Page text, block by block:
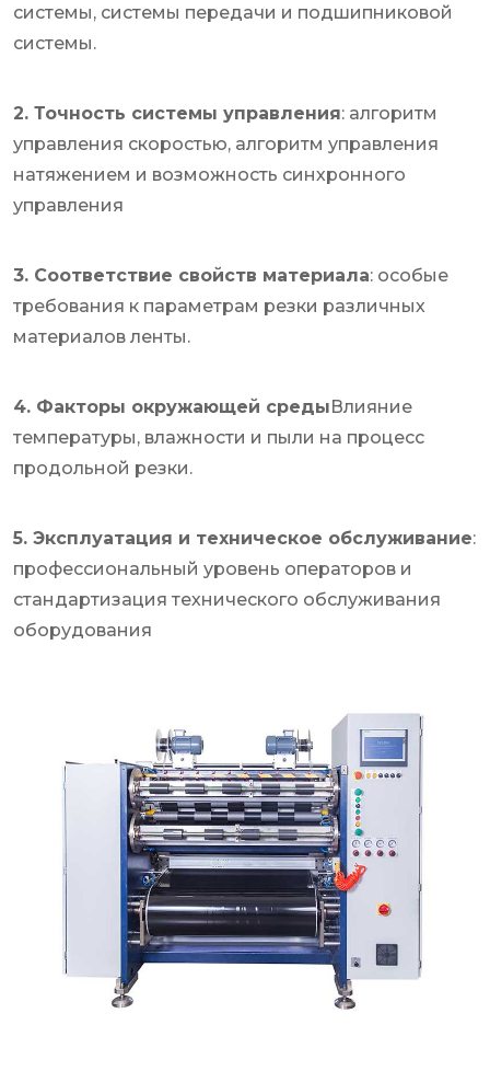
системы, системы передачи и подшипниковой
системы.
2. Точность системы управления: алгоритм
управления скоростью, алгоритм управления
натяжением и возможность синхронного
управления
3. Соответствие свойств материала: особые
требования к параметрам резки различных
материалов ленты.
4. Факторы окружающей средыВлияние
температуры, влажности и пыли на процесс
продольной резки.
5. Эксплуатация и техническое обслуживание:
профессиональный уровень операторов и
стандартизация технического обслуживания
оборудования